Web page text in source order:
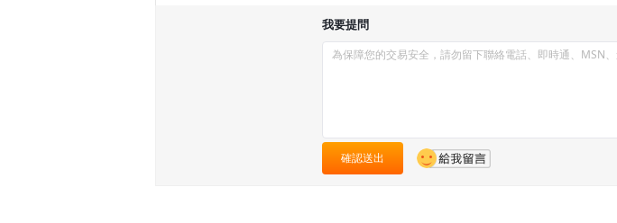
我要提問
確認送出